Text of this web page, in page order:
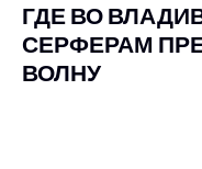
ГДЕ ВО
СЕРФЕРАМ
ВОЛНУ